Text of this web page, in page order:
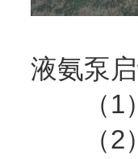
液氨泵
（1）
（2）